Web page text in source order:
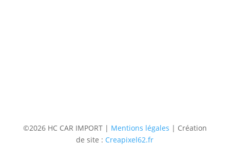
©2026 HC CAR IMPORT | Mentions légales | Création
de site : Creapixel62.fr